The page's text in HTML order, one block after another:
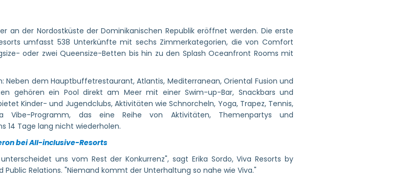
an der Nordostküste der Dominikanischen Republik eröffnet werden. Die erste
umfasst 538 Unterkünfte mit sechs Zimmerkategorien, die von Comfort
oder zwei Queensize-Betten bis hin zu den Splash Oceanfront Rooms mit
Neben dem Hauptbuffetrestaurant, Atlantis, Mediterranean, Oriental Fusion und
gehören ein Pool direkt am Meer mit einer Swim-up-Bar, Snackbars und
Kinder- und Jugendclubs, Aktivitäten wie Schnorcheln, Yoga, Trapez, Tennis,
Vibe-Programm, das eine Reihe von Aktivitäten, Themenpartys und
14 Tage lang nicht wiederholen.
bei All-inclusive-Resorts
uns vom Rest der Konkurrenz", sagt Erika Sordo, Viva Resorts by
Relations. "Niemand kommt der Unterhaltung so nahe wie Viva."